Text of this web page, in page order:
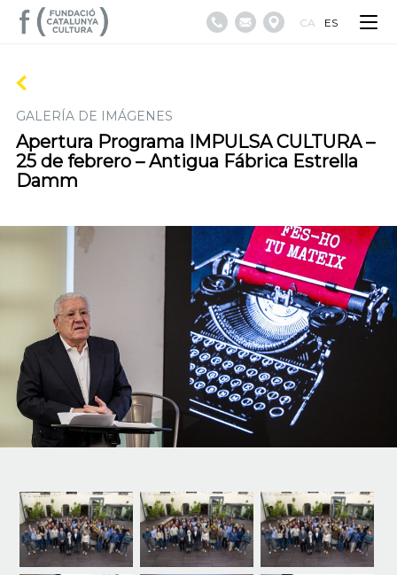
CA ES
GALERÍA DE IMÁGENES
Apertura Programa IMPULSA CULTURA –
25 de febrero – Antigua Fábrica Estrella
Damm